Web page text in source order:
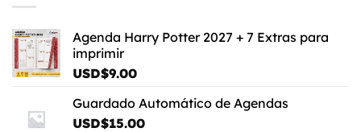
Agenda Harry Potter 2027 + 7 Extras para
imprimir
USD$9.00
Guardado Automático de Agendas
USD$15.00